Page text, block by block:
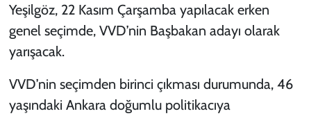
Yeşilgöz, 22 Kasım Çarşamba yapılacak erken
genel seçimde, VVD’nin Başbakan adayı olarak
yarışacak.
VVD’nin seçimden birinci çıkması durumunda, 46
yaşındaki Ankara doğumlu politikacıya